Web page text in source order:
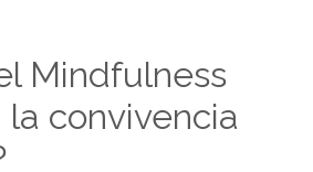
Mindfulness
la convivencia